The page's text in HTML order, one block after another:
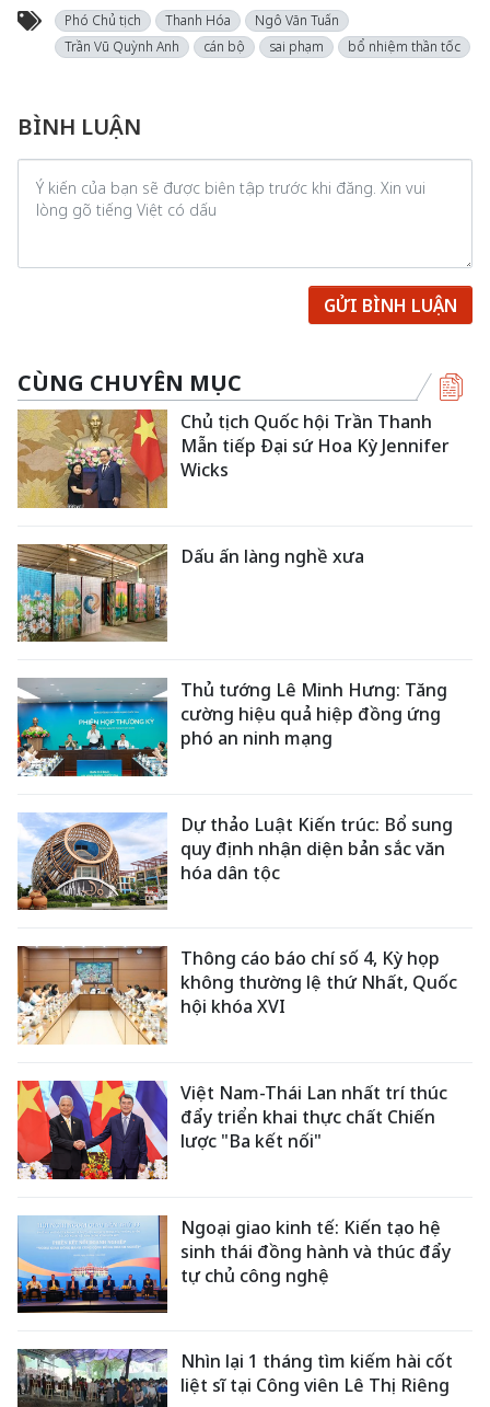
Phó Chủ tịch Thanh Hóa
Ngô Văn Tuấn
Trần Vũ Quỳnh Anh
cán bộ sai phạm bổ nhiệm thần tốc
BÌNH LUẬN
GỬI BÌNH LUẬN
CÙNG CHUYÊN MỤC
Chủ tịch Quốc hội Trần Thanh
Mẫn tiếp Đại sứ Hoa Kỳ Jennifer
Wicks
Dấu ấn làng nghề xưa
Thủ tướng Lê Minh Hưng: Tăng
cường hiệu quả hiệp đồng ứng
phó an ninh mạng
Dự thảo Luật Kiến trúc: Bổ sung
quy định nhận diện bản sắc văn
hóa dân tộc
Thông cáo báo chí số 4, Kỳ họp
không thường lệ thứ Nhất, Quốc
hội khóa XVI
Việt Nam-Thái Lan nhất trí thúc
đẩy triển khai thực chất Chiến
lược "Ba kết nối"
Ngoại giao kinh tế: Kiến tạo hệ
sinh thái đồng hành và thúc đẩy
tự chủ công nghệ
Nhìn lại 1 tháng tìm kiếm hài cốt
liệt sĩ tại Công viên Lê Thị Riêng